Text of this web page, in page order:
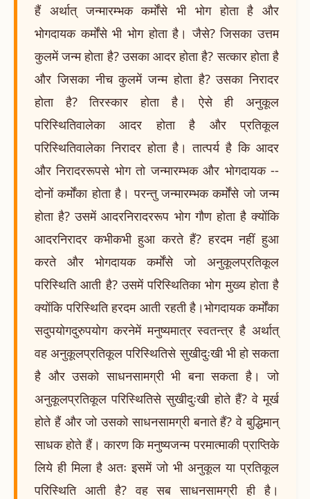
हैं अर्थात् जन्मारम्भक कर्मोंसे भी भोग होता है और
भोगदायक कर्मोंसे भी भोग होता है। जैसे? जिसका उत्तम
कुलमें जन्म होता है? उसका आदर होता है? सत्कार होता है
और जिसका नीच कुलमें जन्म होता है? उसका निरादर
होता है? तिरस्कार होता है। ऐसे ही अनुकूल
परिस्थितिवालेका आदर होता है और प्रतिकूल
परिस्थितिवालेका निरादर होता है। तात्पर्य है कि आदर
और निरादररूपसे भोग तो जन्मारम्भक और भोगदायक --
दोनों कर्मोंका होता है। परन्तु जन्मारम्भक कर्मोंसे जो जन्म
होता है? उसमें आदरनिरादररूप भोग गौण होता है क्योंकि
आदरनिरादर कभीकभी हुआ करते हैं? हरदम नहीं हुआ
करते और भोगदायक कर्मोंसे जो अनुकूलप्रतिकूल
परिस्थिति आती है? उसमें परिस्थितिका भोग मुख्य होता है
क्योंकि परिस्थिति हरदम आती रहती है।भोगदायक कर्मोंका
सदुपयोगदुरुपयोग करनेमें मनुष्यमात्र स्वतन्त्र है अर्थात्
वह अनुकूलप्रतिकूल परिस्थितिसे सुखीदुःखी भी हो सकता
है और उसको साधनसामग्री भी बना सकता है। जो
अनुकूलप्रतिकूल परिस्थितिसे सुखीदुःखी होते हैं? वे मूर्ख
होते हैं और जो उसको साधनसामग्री बनाते हैं? वे बुद्धिमान्
साधक होते हैं। कारण कि मनुष्यजन्म परमात्माकी प्राप्तिके
लिये ही मिला है अतः इसमें जो भी अनुकूल या प्रतिकूल
परिस्थिति आती है? वह सब साधनसामग्री ही है।